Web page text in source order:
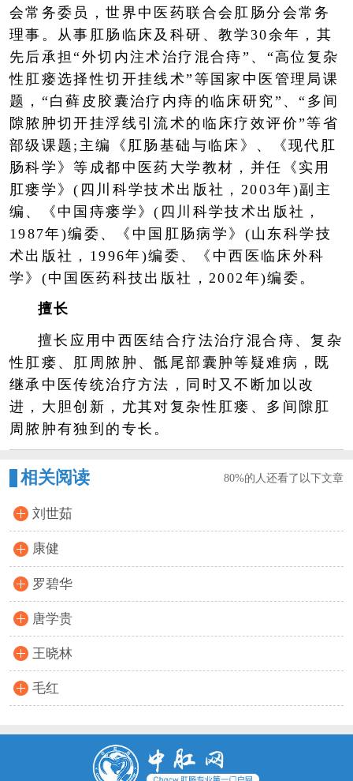
会常务委员，世界中医药联合会肛肠分会常务
理事。从事肛肠临床及科研、教学30余年，其
先后承担“外切内注术治疗混合痔”、“高位复杂
性肛瘘选择性切开挂线术”等国家中医管理局课
题，“白藓皮胶囊治疗内痔的临床研究”、“多间
隙脓肿切开挂浮线引流术的临床疗效评价”等省
部级课题;主编《肛肠基础与临床》、《现代肛
肠科学》等成都中医药大学教材，并任《实用
肛瘘学》(四川科学技术出版社，2003年)副主
编、《中国痔瘘学》(四川科学技术出版社，
1987年)编委、《中国肛肠病学》(山东科学技
术出版社，1996年)编委、《中西医临床外科
学》(中国医药科技出版社，2002年)编委。
擅长
擅长应用中西医结合疗法治疗混合痔、复杂
性肛瘘、肛周脓肿、骶尾部囊肿等疑难病，既
继承中医传统治疗方法，同时又不断加以改
进，大胆创新，尤其对复杂性肛瘘、多间隙肛
周脓肿有独到的专长。
相关阅读 80%的人还看了以下文章
刘世茹
康健
罗碧华
唐学贵
王晓林
毛红